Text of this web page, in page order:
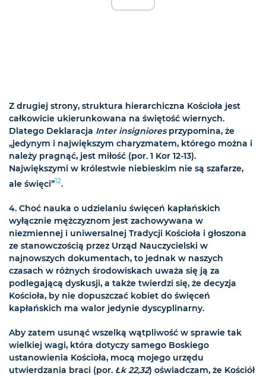
Z drugiej strony, struktura hierarchiczna Kościoła jest
całkowicie ukierunkowana na świętość wiernych.
Dlatego Deklaracja Inter insignioresprzypomina, że
„jedynym i największym charyzmatem, którego można i
należy pragnąć, jest miłość (por. 1 Kor 12-13).
Największymi w królestwie niebieskim nie są szafarze,
ale święci”12.
4. Choć nauka o udzielaniu święceń kapłańskich
wyłącznie mężczyznom jest zachowywana w
niezmiennej i uniwersalnej Tradycji Kościoła i głoszona
ze stanowczością przez Urząd Nauczycielski w
najnowszych dokumentach, to jednak w naszych
czasach w różnych środowiskach uważa się ją za
podlegającą dyskusji, a także twierdzi się, że decyzja
Kościoła, by nie dopuszczać kobiet do święceń
kapłańskich ma walor jedynie dyscyplinarny.
Aby zatem usunąć wszelką wątpliwość w sprawie tak
wielkiej wagi, która dotyczy samego Boskiego
ustanowienia Kościoła, mocą mojego urzędu
utwierdzania braci (por. Łk 22,32) oświadczam, że Kościół